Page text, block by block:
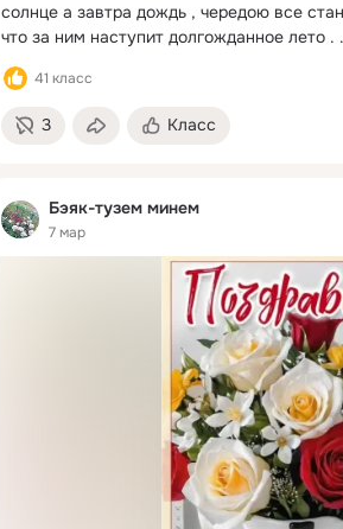
солнце а завтра дождь , чередою все
что за ним наступит долгожданное лето .
41 класс
3 Класс
Бэяк-тузем минем
7 мар